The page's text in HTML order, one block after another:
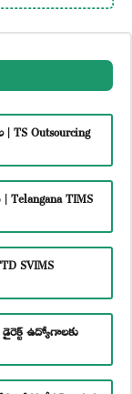
Outsourcing
TIMS
SVIMS
ఉద్యోగాలకు